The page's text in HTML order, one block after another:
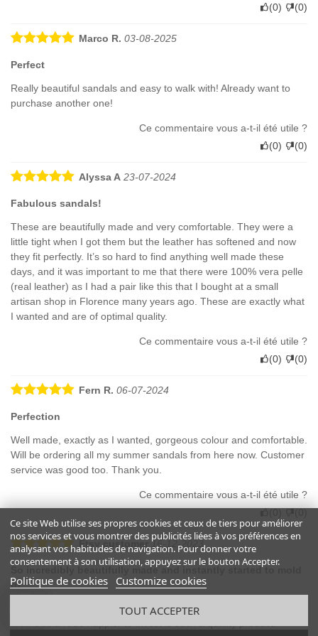
(0) (0)
Marco R. 03-08-2025
Perfect
Really beautiful sandals and easy to walk with! Already want to
purchase another one!
Ce commentaire vous a-t-il été utile ?
(0) (0)
Alyssa A 23-07-2024
Fabulous sandals!
These are beautifully made and very comfortable. They were a
little tight when I got them but the leather has softened and now
they fit perfectly. It’s so hard to find anything well made these
days, and it was important to me that there were 100% vera pelle
(real leather) as I had a pair like this that I bought at a small
artisan shop in Florence many years ago. These are exactly what
I wanted and are of optimal quality.
Ce commentaire vous a-t-il été utile ?
(0) (0)
Fern R. 06-07-2024
Perfection
Well made, exactly as I wanted, gorgeous colour and comfortable.
Will be ordering all my summer sandals from here now. Customer
service was good too. Thank you.
Ce commentaire vous a-t-il été utile ?
Etsy customer 16-12-2023
So incredibly beautifully made and instantly started to mold
to
So incredibly beautifully made and instantly started to mold to my
Ce site Web utilise ses propres cookies et ceux de tiers pour améliorer
nos services et vous montrer des publicités liées à vos préférences en
analysant vos habitudes de navigation. Pour donner votre
consentement à son utilisation, appuyez sur le bouton Accepter.
Politique de cookies Customize cookies
TOUT ACCEPTER